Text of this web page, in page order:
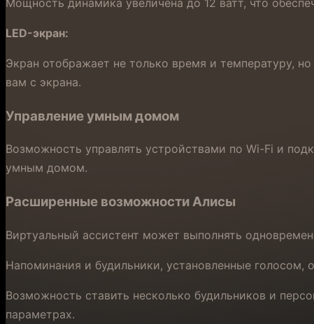
Мощность динамика увеличена до 12 ватт, что
LED-экран:
Экран отображает не только время и температуру,
вам с экрана.
Управление умным домом
Возможность управлять устройствами по Wi-Fi и
умным домом.
Расширенные возможности Алисы
Виртуальный ассистент может выполнять
Напоминания и будильники, установленные
Возможность ставить несколько будильников и
параметрах.